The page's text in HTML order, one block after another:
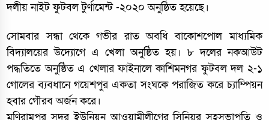
দলীয় নাইট ফুটবল টুর্ণামেন্ট -২০২০ অনুষ্ঠিত হয়েছে।
সোমবার সন্ধা থেকে গভীর রাত অবধি বাকোশপোল মাধ্যমিক
বিদ্যালয়ের উদ্যোগে এ খেলা অনুষ্ঠিত হয়। ৮ দলের নকআউট
পদ্ধতিতে অনুষ্ঠিত এ খেলার ফাইনালে কাশিমনগর ফুটবল দল ২-১
গোলের ব্যবধানে গয়েশপুর একতা সংঘকে পরাজিত করে চ্যাম্পিয়ন
হবার গৌরব অর্জন করে।